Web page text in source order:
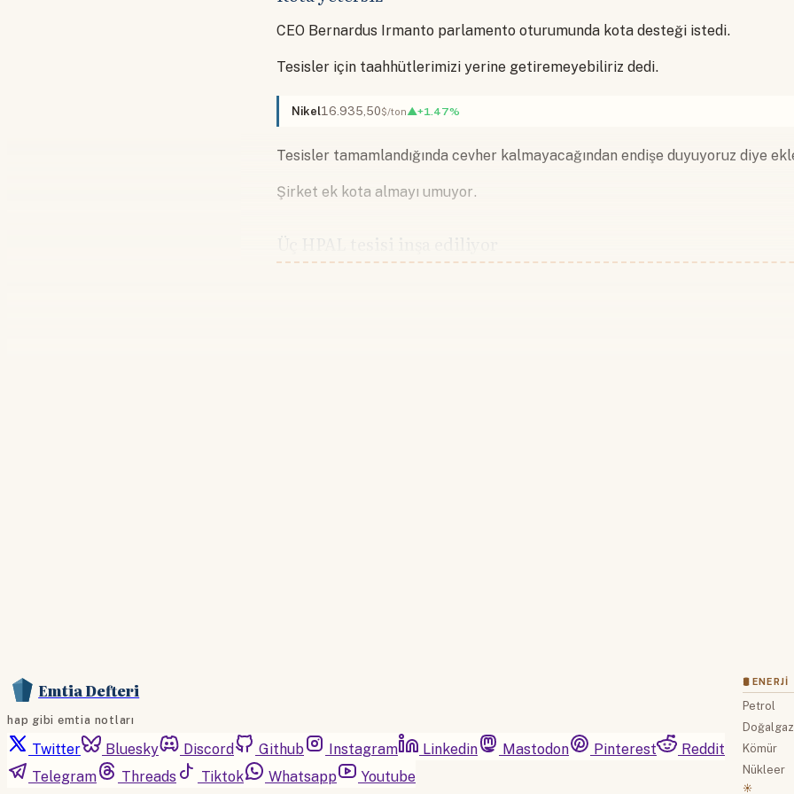
CEO Bernardus Irmanto parlamento oturumunda kota desteği istedi.
Tesisler için taahhütlerimizi yerine getiremeyebiliriz dedi.
Nikel16.935,50$/ton▲+1.47%
Tesisler tamamlandığında cevher kalmayacağından endişe duyuyoruz diye
Şirket ek kota almayı umuyor.
Üç HPAL tesisi inşa ediliyor
Emtia Defteri
hap gibi emtia notları
Twitter Bluesky Discord Github Instagram Linkedin Mastodon Pinterest
Reddit
Telegram
Threads Tiktok Whatsapp Youtube
🛢 ENERJI
Petrol
Doğalgaz
Kömür
Nükleer
☀️